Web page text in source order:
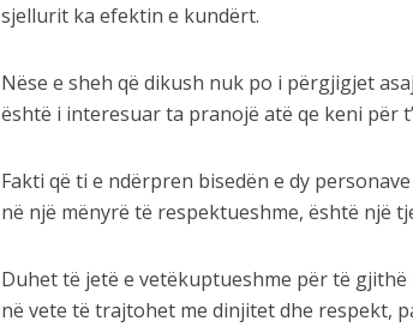
sjellurit ka efektin e kundërt.
Nëse e sheh që dikush nuk po i përgjigjet
është i interesuar ta pranojë atë qe keni për
Fakti që ti e ndërpren bisedën e dy
në një mënyrë të respektueshme, është një
Duhet të jetë e vetëkuptueshme për të
në vete të trajtohet me dinjitet dhe respekt,